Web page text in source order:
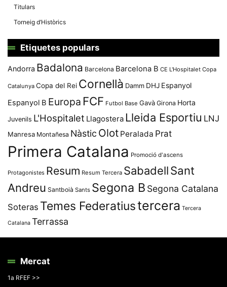
Titulars
Torneig d’Històrics
Etiquetes populars
Andorra Badalona Barcelona Barcelona B CE L'Hospitalet Copa
Catalunya Copa del Rei Cornellà Damm DHJ Espanyol
Espanyol B Europa FCF Futbol Base Gavà Girona Horta
Juvenils L'Hospitalet Llagostera Lleida Esportiu LNJ
Manresa Montañesa Nàstic Olot Peralada Prat
Primera Catalana Promoció d'ascens
Protagonistes Resum Resum Tercera SabadellSant
Andreu Santboià Sants Segona B Segona Catalana
Soteras Temes Federatiustercera Tercera
Catalana Terrassa
Mercat
1a RFEF >>